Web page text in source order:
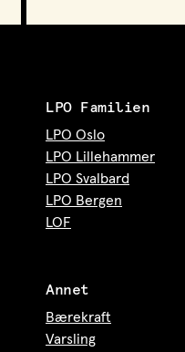
LPO Familien
LPO Oslo
LPO Lillehammer
LPO Svalbard
LPO Bergen
LOF
Annet
Bærekraft
Varsling